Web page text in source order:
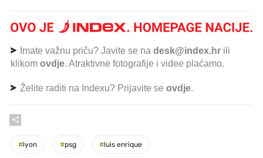
Imate važnu priču? Javite se na desk@index.hr ili
klikom ovdje. Atraktivne fotografije i videe plaćamo.
Želite raditi na Indexu? Prijavite se ovdje.
#lyon #psg #luis enrique